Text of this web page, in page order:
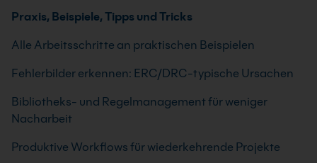
Praxis, Beispiele, Tipps und Tricks
Alle Arbeitsschritte an praktischen Beispielen
Fehlerbilder erkennen: ERC/DRC-typische Ursachen
Bibliotheks- und Regelmanagement für weniger
Nacharbeit
Produktive Workflows für wiederkehrende Projekte